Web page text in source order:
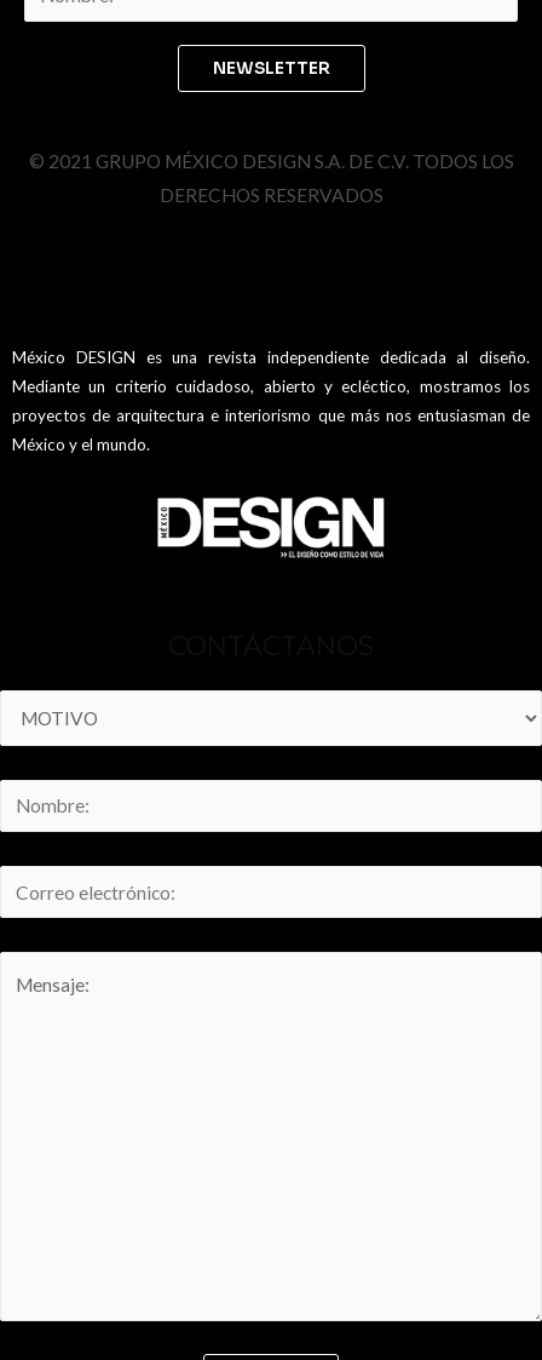
© 2021 GRUPO MÉXICO DESIGN S.A. DE C.V. TODOS LOS
DERECHOS RESERVADOS
México DESIGN es una revista independiente dedicada al diseño.
Mediante un criterio cuidadoso, abierto y ecléctico, mostramos los
proyectos de arquitectura e interiorismo que más nos entusiasman de
México y el mundo.
CONTÁCTANOS